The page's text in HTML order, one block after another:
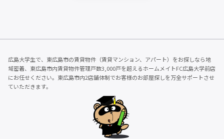
広島大学生で、東広島市の賃貸物件（賃貸マンション、アパート）をお探しなら地
域密着、東広島市内賃貸物件管理戸数3,000戸を超えるホームメイトFC広島大学前店
にお任せください。東広島市内2店舗体制でお客様のお部屋探しを万全サポートさせ
ていただきます。